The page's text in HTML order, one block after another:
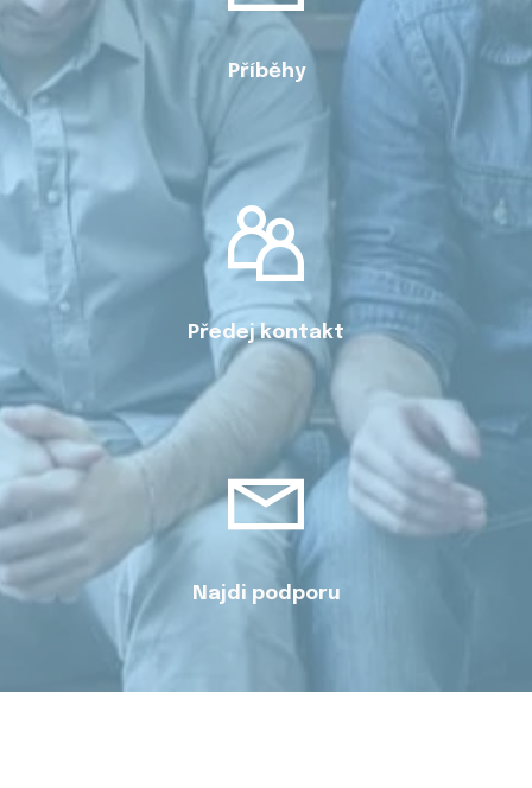
Příběhy
Předej kontakt
Najdi podporu